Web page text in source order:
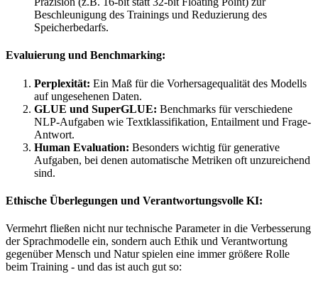
Beschleunigung des Trainings und Reduzierung des
Speicherbedarfs.
Evaluierung und Benchmarking:
Perplexität: Ein Maß für die Vorhersagequalität des Modells
auf ungesehenen Daten.
GLUE und SuperGLUE: Benchmarks für verschiedene
NLP-Aufgaben wie Textklassifikation, Entailment und Frage-
Antwort.
Human Evaluation: Besonders wichtig für generative
Aufgaben, bei denen automatische Metriken oft unzureichend
sind.
Ethische Überlegungen und Verantwortungsvolle KI:
Vermehrt fließen nicht nur technische Parameter in die Verbesserung
der Sprachmodelle ein, sondern auch Ethik und Verantwortung
gegenüber Mensch und Natur spielen eine immer größere Rolle
beim Training - und das ist auch gut so: